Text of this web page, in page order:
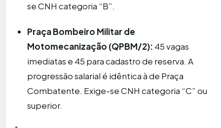
se CNH categoria “B”.
Praça Bombeiro Militar de
Motomecanização (QPBM/2): 45 vagas
imediatas e 45 para cadastro de reserva. A
progressão salarial é idêntica à de Praça
Combatente. Exige-se CNH categoria “C” ou
superior.